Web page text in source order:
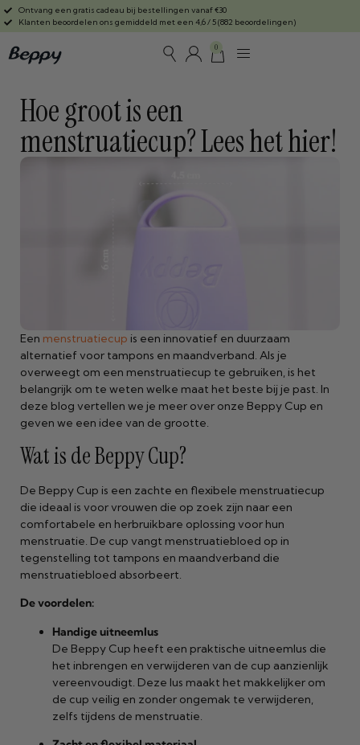
Ontvang een gratis cadeau bij bestellingen vanaf €30
Klanten beoordelen ons gemiddeld met een 4,6 / 5 (882 beoordelingen)
0
Hoe groot is een
menstruatiecup? Lees het hier!
Een menstruatiecup is een innovatief en duurzaam
alternatief voor tampons en maandverband. Als je
overweegt om een menstruatiecup te gebruiken, is het
belangrijk om te weten welke maat het beste bij je past. In
deze blog vertellen we je meer over onze Beppy Cup en
geven we een idee van de grootte.
Wat is de Beppy Cup?
De Beppy Cup is een zachte en flexibele menstruatiecup
die ideaal is voor vrouwen die op zoek zijn naar een
comfortabele en herbruikbare oplossing voor hun
menstruatie. De cup vangt menstruatiebloed op in
tegenstelling tot tampons en maandverband die
menstruatiebloed absorbeert.
De voordelen:
Handige uitneemlus
De Beppy Cup heeft een praktische uitneemlus die
het inbrengen en verwijderen van de cup aanzienlijk
vereenvoudigt. Deze lus maakt het makkelijker om
de cup veilig en zonder ongemak te verwijderen,
zelfs tijdens de menstruatie.